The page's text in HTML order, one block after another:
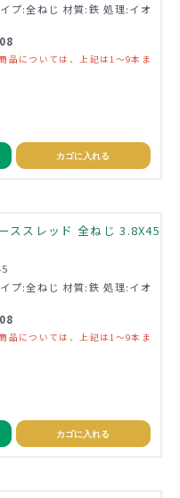
プ:全ねじ 材質:鉄 処理:イオ
品については、上記は1～9本ま
カゴに入れる
ススレッド 全ねじ 3.8X45
プ:全ねじ 材質:鉄 処理:イオ
品については、上記は1～9本ま
カゴに入れる